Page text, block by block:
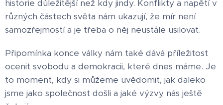
historie důležitější než kdy jindy. Konflikty a napětí v
různých částech světa nám ukazují, že mír není
samozřejmostí a je třeba o něj neustále usilovat.
Připomínka konce války nám také dává příležitost
ocenit svobodu a demokracii, které dnes máme. Je
to moment, kdy si můžeme uvědomit, jak daleko
jsme jako společnost došli a jaké výzvy nás ještě